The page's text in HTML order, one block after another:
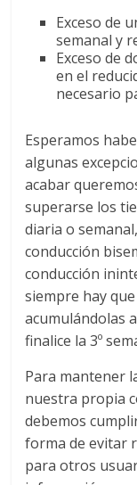
r
a
e
n
B
o
Exceso de
semanal y
Exceso de
en el
necesario
Esperamos
algunas
acabar
superarse los
diaria o
conducción
conducción
siempre hay
acumulándolas
finalice la 3º
Para mantener
nuestra propia
debemos
forma de evitar
para otros